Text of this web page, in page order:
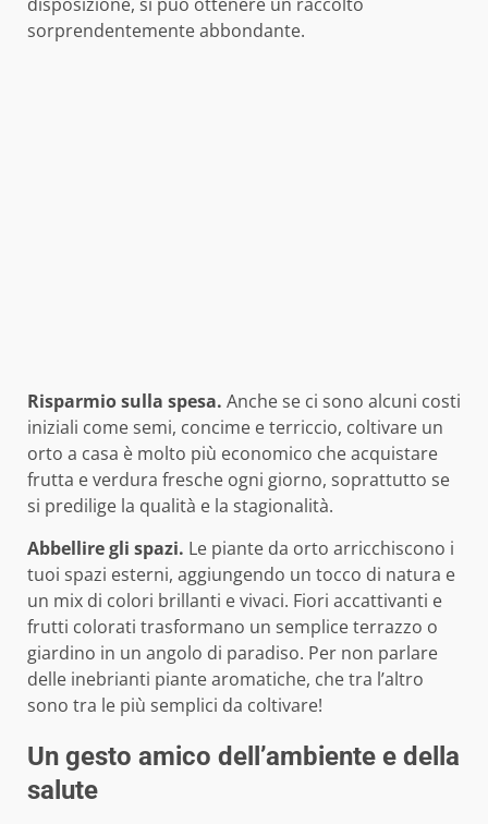
sorprendentemente abbondante.
Risparmio sulla spesa. Anche se ci sono alcuni costi
iniziali come semi, concime e terriccio, coltivare un
orto a casa è molto più economico che acquistare
frutta e verdura fresche ogni giorno, soprattutto se
si predilige la qualità e la stagionalità.
Abbellire gli spazi. Le piante da orto arricchiscono i
tuoi spazi esterni, aggiungendo un tocco di natura e
un mix di colori brillanti e vivaci. Fiori accattivanti e
frutti colorati trasformano un semplice terrazzo o
giardino in un angolo di paradiso. Per non parlare
delle inebrianti piante aromatiche, che tra l’altro
sono tra le più semplici da coltivare!
Un gesto amico dell’ambiente e della
salute